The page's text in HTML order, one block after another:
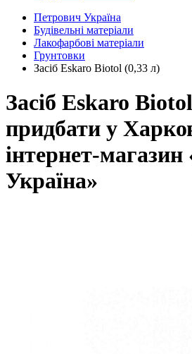
Петрович Україна
Будівельні матеріали
Лакофарбові матеріали
Грунтовки
Засіб Eskaro Biotol (0,33 л)
Засіб Eskaro
придбати у
інтернет-
Україна»